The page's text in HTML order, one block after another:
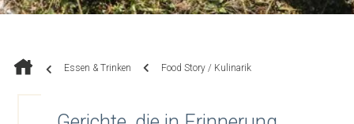
Essen & Trinken Food Story / Kulinarik